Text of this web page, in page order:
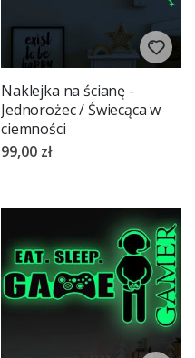
Naklejka na ścianę -
Jednorożec / Świecąca w
ciemności
99,00 zł